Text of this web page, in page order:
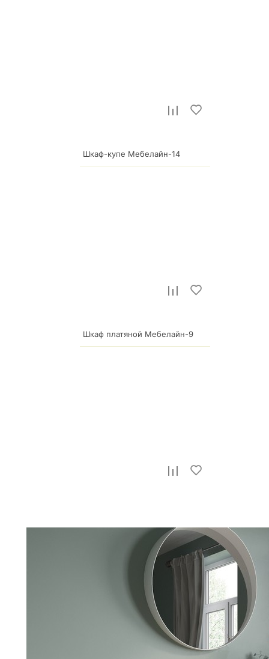
Шкаф-купе Мебелайн-14
66 950 р.
Шкаф платяной Мебелайн-9
23 465 р.